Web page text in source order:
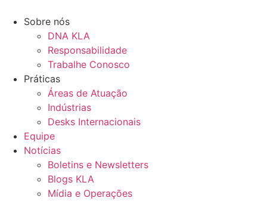
para
conteúdo
Sobre nós
DNA KLA
Responsabilidade
Trabalhe Conosco
Práticas
Áreas de Atuação
Indústrias
Desks Internacionais
Equipe
Notícias
Boletins e Newsletters
Blogs KLA
Mídia e Operações